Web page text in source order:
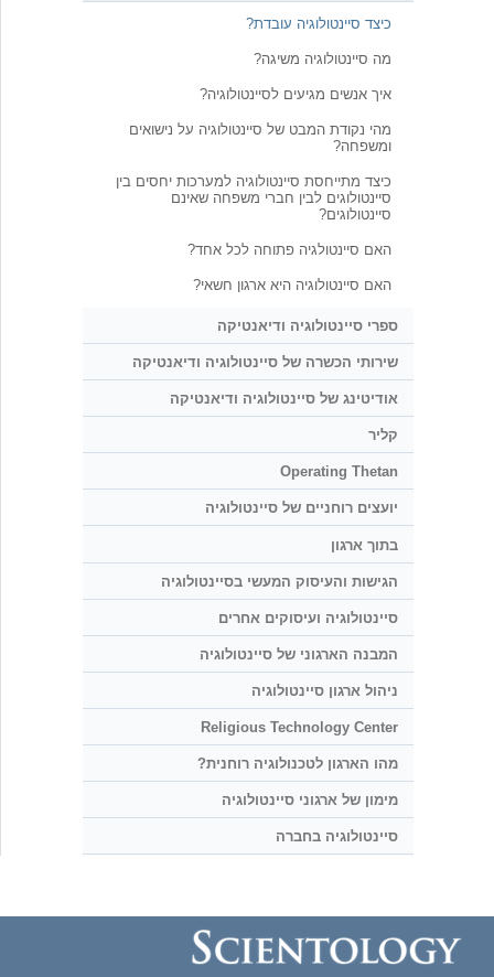
כיצד סיינטולוגיה עובדת?
מה סיינטולוגיה משיגה?
איך אנשים מגיעים לסיינטולוגיה?
מהי נקודת המבט של סיינטולוגיה על נישואים
ומשפחה?
כיצד מתייחסת סיינטולוגיה למערכות יחסים בין
סיינטולוגים לבין חברי משפחה שאינם
סיינטולוגים?
האם סיינטולגיה פתוחה לכל אחד?
האם סיינטולוגיה היא ארגון חשאי?
ספרי סיינטולוגיה ודיאנטיקה
שירותי הכשרה של סיינטולוגיה ודיאנטיקה
אודיטינג של סיינטולוגיה ודיאנטיקה
קליר
Operating Thetan
יועצים רוחניים של סיינטולוגיה
בתוך ארגון
הגישות והעיסוק המעשי בסיינטולוגיה
סיינטולוגיה ועיסוקים אחרים
המבנה הארגוני של סיינטולוגיה
ניהול ארגון סיינטולוגיה
Religious Technology Center
מהו הארגון לטכנולוגיה רוחנית?
מימון של ארגוני סיינטולוגיה
סיינטולוגיה בחברה